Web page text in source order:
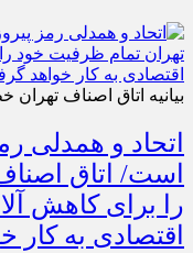
بیانیه اتاق اصناف
اتحاد و همدلی
است/ اتاق
را برای کاهش
اقتصادی به کار